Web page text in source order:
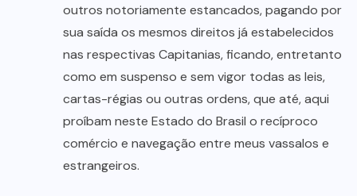
outros notoriamente estancados, pagando por
sua saída os mesmos direitos já estabelecidos
nas respectivas Capitanias, ficando, entretanto
como em suspenso e sem vigor todas as leis,
cartas-régias ou outras ordens, que até, aqui
proíbam neste Estado do Brasil o recíproco
comércio e navegação entre meus vassalos e
estrangeiros.